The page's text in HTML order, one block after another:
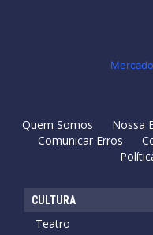
Quem Somos Nossa
Comunicar Erros
CULTURA
Teatro